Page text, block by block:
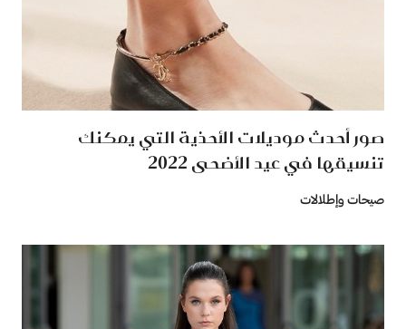
صور أحدث موديلات الأحذية التي يمكنك
تنسيقها في عيد الأضحى 2022
صيحات وإطلالات